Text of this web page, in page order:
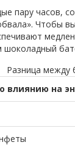
пару часов,
Чтобы
Разница между
влиянию на